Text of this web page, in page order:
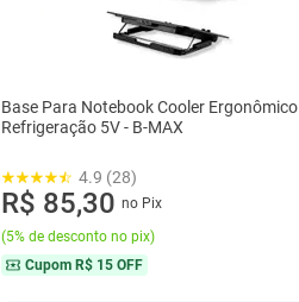
Base Para Notebook Cooler Ergonômico
Refrigeração 5V - B-MAX
4.9 (28)
R$ 85,30 no Pix
(5% de desconto no pix)
Cupom R$ 15 OFF